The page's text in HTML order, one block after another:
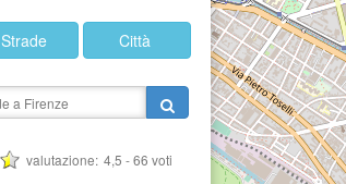
Strade Città
valutazione: 4,5 -66 voti